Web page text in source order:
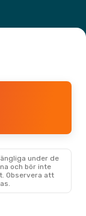
under de
och bör inte
Observera att